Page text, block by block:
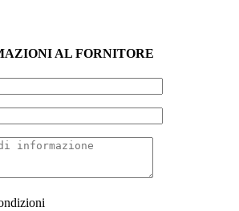
AL FORNITORE